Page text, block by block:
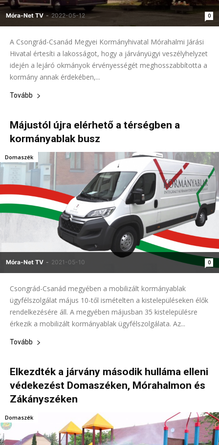
Móra-Net TV - 2022-05-12 0
A Csongrád-Csanád Megyei Kormányhivatal Mórahalmi Járási
Hivatal értesíti a lakosságot, hogy a járványügyi veszélyhelyzet
idején a lejáró okmányok érvényességét meghosszabbította a
kormány annak érdekében,...
Tovább
Májustól újra elérhető a térségben a
kormányablak busz
Móra-Net TV - 2021-05-10 0
Domaszék
Csongrád-Csanád megyében a mobilizált kormányablak
ügyfélszolgálat május 10-től ismételten a kistelepüléseken élők
rendelkezésére áll. A megyében májusban 35 kistelepülésre
érkezik a mobilizált kormányablak ügyfélszolgálata. Az...
Tovább
Elkezdték a járvány második hulláma elleni
védekezést Domaszéken, Mórahalmon és
Zákányszéken
Domaszék